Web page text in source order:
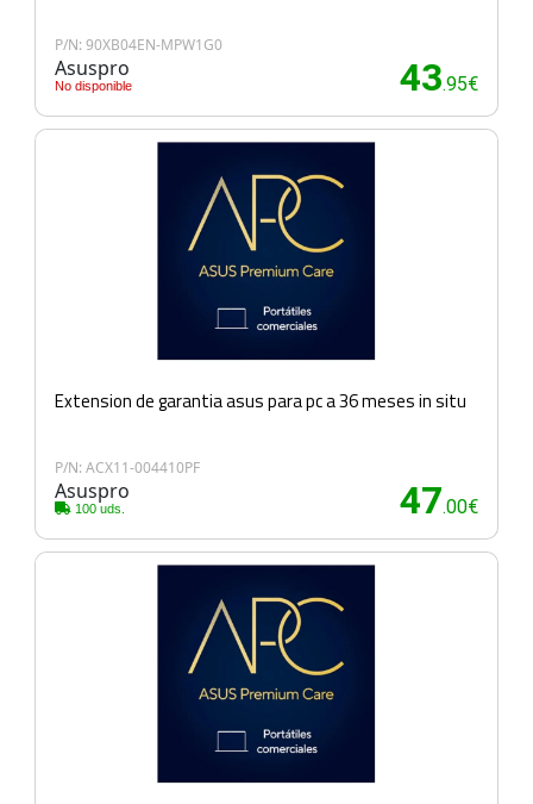
P/N: 90XB04EN-MPW1G0
Asuspro
No disponible 43.95€
Extension de garantia asus para pc a 36 meses in situ
P/N: ACX11-004410PF
Asuspro
100 uds. 47.00€